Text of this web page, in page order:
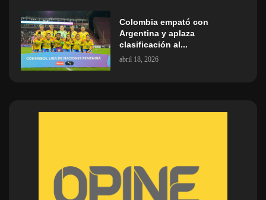
Colombia empató con
Argentina y aplaza
clasificación al...
abril 18, 2026